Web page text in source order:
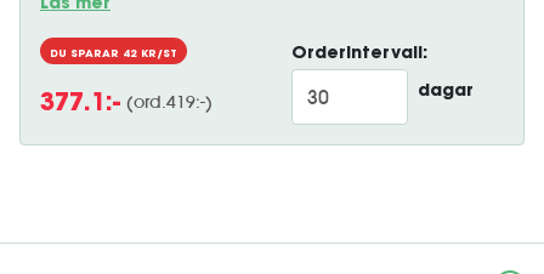
Läs mer
DU SPARAR 42 KR/ST
377.1 :- (ord.419:-)
Orderintervall:
dagar